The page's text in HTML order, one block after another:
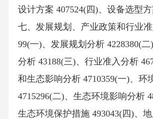
设计方案 407524(四)、设备选型方
七、发展规划、产业政策和行业
99(一)、发展规划分析 4228380(
分析 43188(三)、行业准入分析
和生态影响分析 4710359(一)、环
4715296(二)、生态环境影响分析
生态环境保护措施 493043(四)、